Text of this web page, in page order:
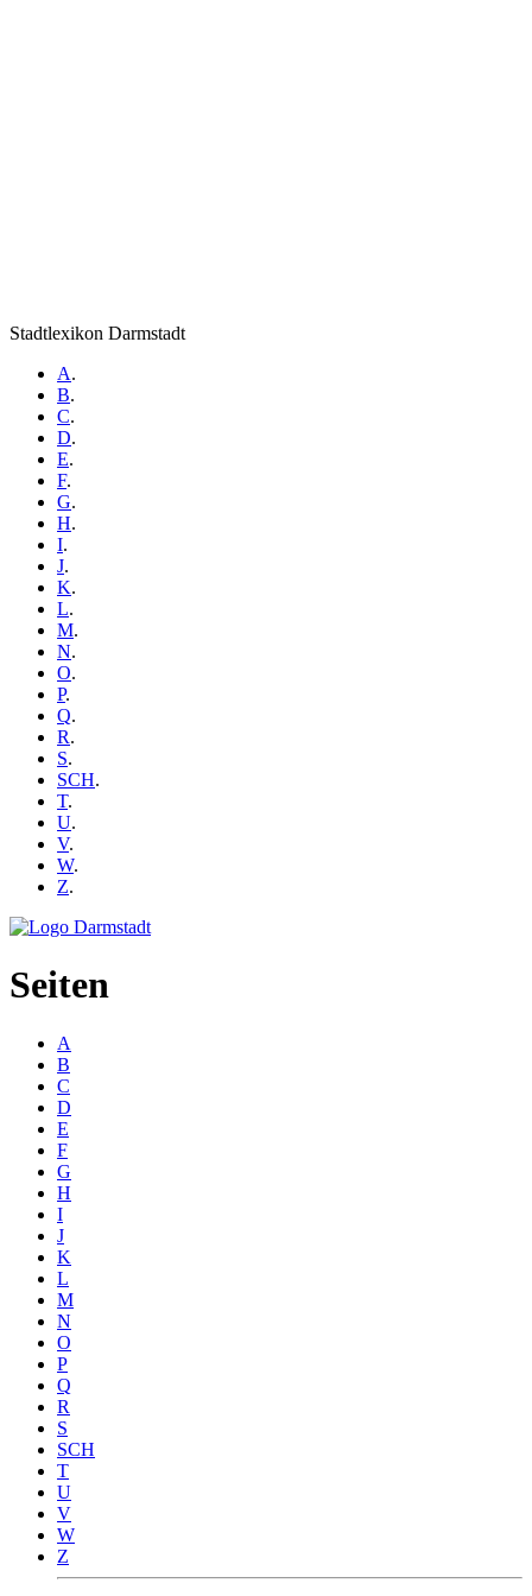
Stadtlexikon Darmstadt
A.
B.
C.
D.
E.
F.
G.
H.
I.
J.
K.
L.
M.
N.
O.
P.
Q.
R.
S.
SCH.
T.
U.
V.
W.
Z.
Seiten
A
B
C
D
E
F
G
H
I
J
K
L
M
N
O
P
Q
R
S
SCH
T
U
V
W
Z